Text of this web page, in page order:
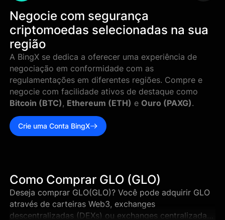
Negocie com segurança
criptomoedas selecionadas na sua
região
A BingX se dedica a oferecer uma experiência de
negociação em conformidade com as
regulamentações em diferentes regiões. Compre e
negocie com facilidade ativos de destaque como
Bitcoin (BTC) , Ethereum (ETH) e Ouro (PAXG).
Crie uma Conta BingX
Como Comprar GLO (GLO)
Deseja comprar GLO(GLO)? Você pode adquirir GLO
através de carteiras Web3, exchanges
descentralizadas (DEXs) ou exchanges centralizadas